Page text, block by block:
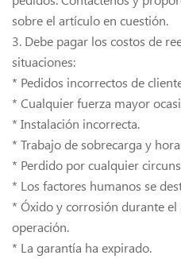
sobre el artículo en cuestión.
3. Debe pagar los costos de
situaciones:
* Pedidos incorrectos de
* Cualquier fuerza mayor
* Instalación incorrecta.
* Trabajo de sobrecarga y
* Perdido por cualquier
* Los factores humanos se
* Óxido y corrosión durante
operación.
* La garantía ha expirado.